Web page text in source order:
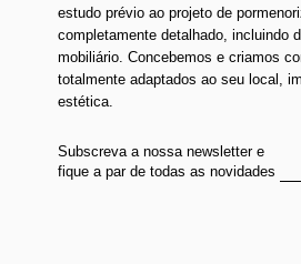
estudo prévio ao projeto de
completamente detalhado, incluindo
mobiliário. Concebemos e criamos
totalmente adaptados ao seu local,
estética.
Subscreva a nossa newsletter e
fique a par de todas as novidades